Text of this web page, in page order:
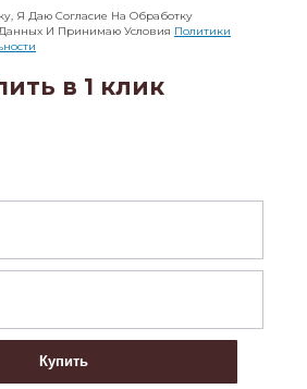
Я Даю Согласие На Обработку
И Принимаю Условия Политики
в 1 клик
Купить